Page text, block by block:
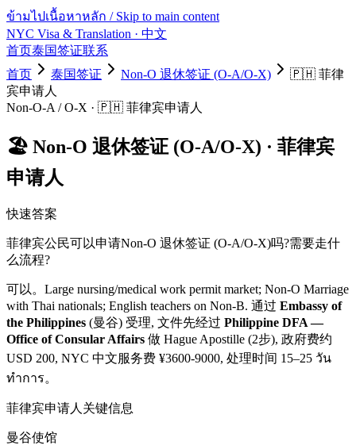
ข้ามไปเนื้อหาหลัก / Skip to main content
NYC Visa & Translation · 中文
首页泰国签证联系
首页
泰国签证 Non-O 退休签证 (O-A/O-X) 🇵🇭 菲律
宾申请人
Non-O-A / O-X · 🇵🇭 菲律宾申请人
🏖️ Non-O 退休签证 (O-A/O-X) · 菲律宾
申请人
快速答案
菲律宾公民可以申请Non-O 退休签证 (O-A/O-X)吗?需要走什
么流程?
可以。 Large nursing/medical work permit market; Non-O Marriage
with Thai nationals; English teachers on Non-B. 通过 Embassy of
the Philippines (曼谷) 受理, 文件先经过 Philippine DFA —
Office of Consular Affairs 做 Hague Apostille (2步), 政府费约
USD 200, NYC 中文服务费 ¥3600-9000, 处理时间 15–25 วัน
ทำการ。
菲律宾申请人关键信息
曼谷使馆